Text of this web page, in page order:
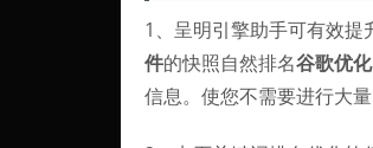
1、呈明引擎助手可有效提
件的快照自然排名谷歌优
信息。使您不需要进行大